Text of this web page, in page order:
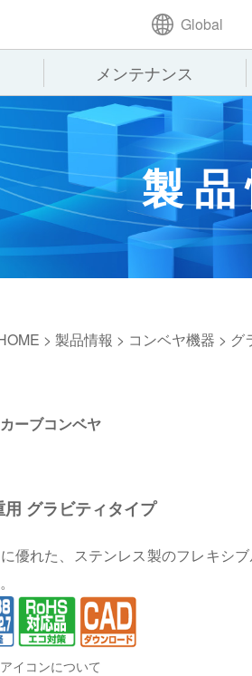
Global
GTPシステム
ピッキングシステム
パレタイズ・デパ
製造
通販
メンテナンス
企業理念
オークラグループ
オークラの取組み
製
> 製品情報 > コンベヤ機器 > グ
ーブコンベヤ
用 グラビティタイプ
優れた、ステンレス製のフレキシ
イコンについて